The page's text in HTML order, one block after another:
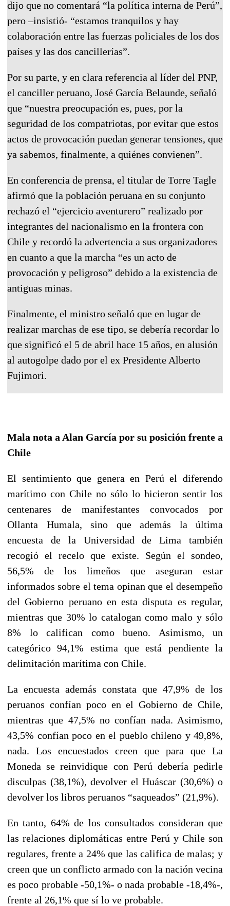
dijo que no comentará “la política interna de Perú”,
pero –insistió- “estamos tranquilos y hay
colaboración entre las fuerzas policiales de los dos
países y las dos cancillerías”.
Por su parte, y en clara referencia al líder del PNP,
el canciller peruano, José García Belaunde, señaló
que “nuestra preocupación es, pues, por la
seguridad de los compatriotas, por evitar que estos
actos de provocación puedan generar tensiones, que
ya sabemos, finalmente, a quiénes convienen”.
En conferencia de prensa, el titular de Torre Tagle
afirmó que la población peruana en su conjunto
rechazó el “ejercicio aventurero” realizado por
integrantes del nacionalismo en la frontera con
Chile y recordó la advertencia a sus organizadores
en cuanto a que la marcha “es un acto de
provocación y peligroso” debido a la existencia de
antiguas minas.
Finalmente, el ministro señaló que en lugar de
realizar marchas de ese tipo, se debería recordar lo
que significó el 5 de abril hace 15 años, en alusión
al autogolpe dado por el ex Presidente Alberto
Fujimori.
Mala nota a Alan García por su posición frente a
Chile
El sentimiento que genera en Perú el diferendo
marítimo con Chile no sólo lo hicieron sentir los
centenares de manifestantes convocados por
Ollanta Humala, sino que además la última
encuesta de la Universidad de Lima también
recogió el recelo que existe. Según el sondeo,
56,5% de los limeños que aseguran estar
informados sobre el tema opinan que el desempeño
del Gobierno peruano en esta disputa es regular,
mientras que 30% lo catalogan como malo y sólo
8% lo califican como bueno. Asimismo, un
categórico 94,1% estima que está pendiente la
delimitación marítima con Chile.
La encuesta además constata que 47,9% de los
peruanos confían poco en el Gobierno de Chile,
mientras que 47,5% no confían nada. Asimismo,
43,5% confían poco en el pueblo chileno y 49,8%,
nada. Los encuestados creen que para que La
Moneda se reinvidique con Perú debería pedirle
disculpas (38,1%), devolver el Huáscar (30,6%) o
devolver los libros peruanos “saqueados” (21,9%).
En tanto, 64% de los consultados consideran que
las relaciones diplomáticas entre Perú y Chile son
regulares, frente a 24% que las califica de malas; y
creen que un conflicto armado con la nación vecina
es poco probable -50,1%- o nada probable -18,4%-,
frente al 26,1% que sí lo ve probable.